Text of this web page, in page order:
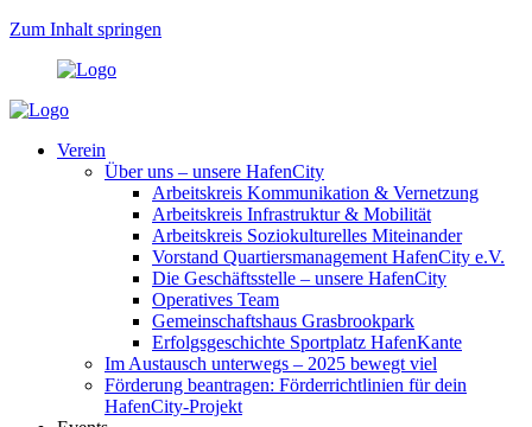
Zum Inhalt springen
Verein
Über uns – unsere HafenCity
Arbeitskreis Kommunikation & Vernetzung
Arbeitskreis Infrastruktur & Mobilität
Arbeitskreis Soziokulturelles Miteinander
Vorstand Quartiersmanagement HafenCity e.V.
Die Geschäftsstelle – unsere HafenCity
Operatives Team
Gemeinschaftshaus Grasbrookpark
Erfolgsgeschichte Sportplatz HafenKante
Im Austausch unterwegs – 2025 bewegt viel
Förderung beantragen: Förderrichtlinien für dein
HafenCity-Projekt